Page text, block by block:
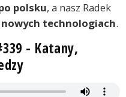
polsku, a nasz Radek
technologiach.
- Katany,